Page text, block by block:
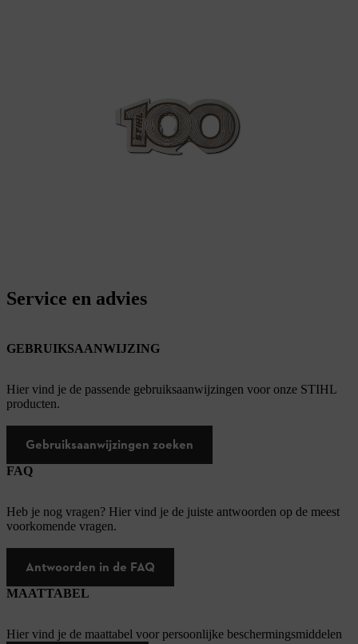
Service en advies
GEBRUIKSAANWIJZING
Hier vind je de passende gebruiksaanwijzingen voor onze STIHL
producten.
Gebruiksaanwijzingen zoeken
FAQ
Heb je nog vragen? Hier vind je de juiste antwoorden op de meest
voorkomende vragen.
Antwoorden in de FAQ
MAATTABEL
Hier vind je de maattabel voor persoonlijke beschermingsmiddelen